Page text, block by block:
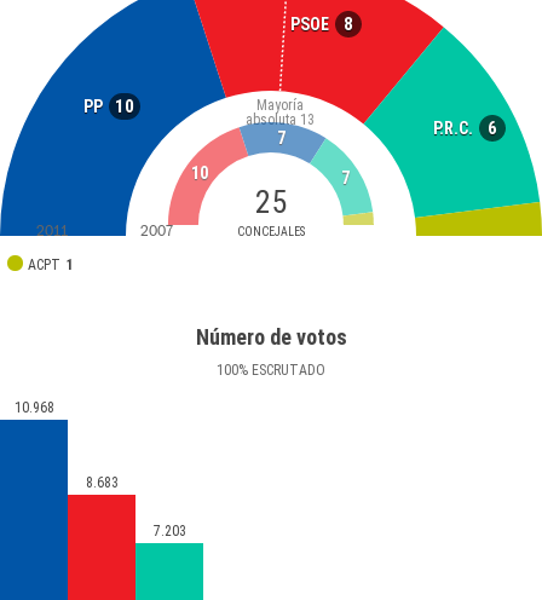
PP 10
PSOE 8
P.R.C. 6
25
CONCEJALES
Mayoría
absoluta 13
ACPT 1
10
7
7
2011 2007
Número de votos
100% ESCRUTADO
10.968
8.683
7.203